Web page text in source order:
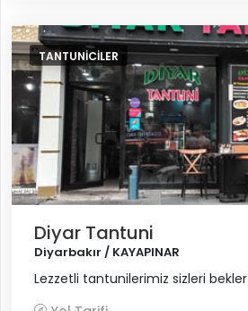
TANTUNICILER
Diyar Tantuni
Diyarbakır / KAYAPINAR
Lezzetli tantunilerimiz sizleri bekler